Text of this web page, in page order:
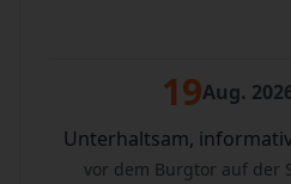
19Aug.
Unterhaltsam,
vor dem Burgtor auf der